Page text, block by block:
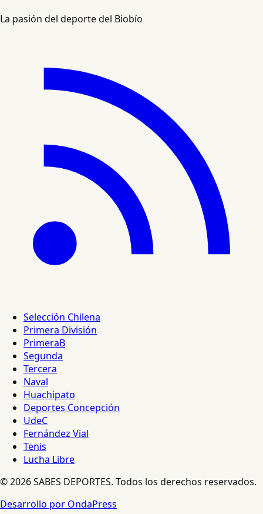
La pasión del deporte del Biobío
Selección Chilena
Primera División
PrimeraB
Segunda
Tercera
Naval
Huachipato
Deportes Concepción
UdeC
Fernández Vial
Tenis
Lucha Libre
© 2026 SABES DEPORTES. Todos los derechos reservados.
Desarrollo por OndaPress